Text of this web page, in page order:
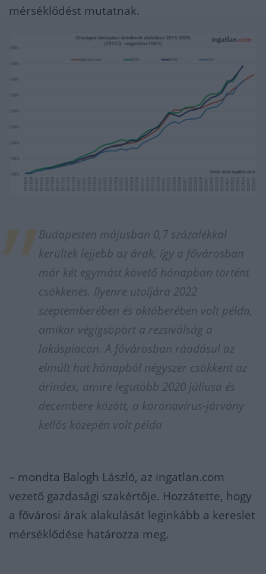
mérséklődést mutatnak.
Budapesten májusban 0,7 százalékkal
kerültek lejjebb az árak, így a fővárosban
már két egymást követő hónapban történt
csökkenés. Ilyenre utoljára 2022
szeptemberében és októberében volt példa,
amikor végigsöpört a rezsiválság a
lakáspiacon. A fővárosban ráadásul az
elmúlt hat hónapból négyszer csökkent az
árindex, amire legutóbb 2020 júliusa és
decembere között, a koronavírus-járvány
kellős közepén volt példa
– mondta Balogh László, az ingatlan.com
vezető gazdasági szakértője. Hozzátette, hogy
a fővárosi árak alakulását leginkább a kereslet
mérséklődése határozza meg.